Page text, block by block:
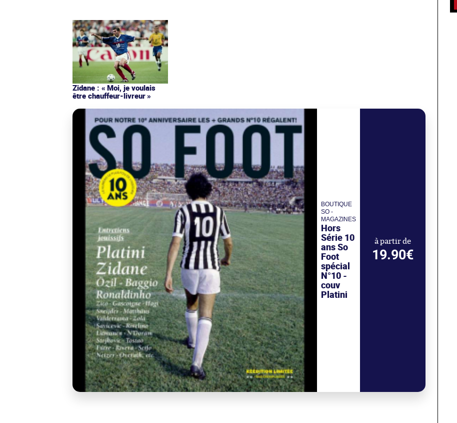
Zidane : « Moi, je voulais
être chauffeur-livreur »
BOUTIQUE
SO -
MAGAZINES
Hors
Série 10
ans So
Foot
spécial
N°10 -
couv
Platini
à partir de
19.90€